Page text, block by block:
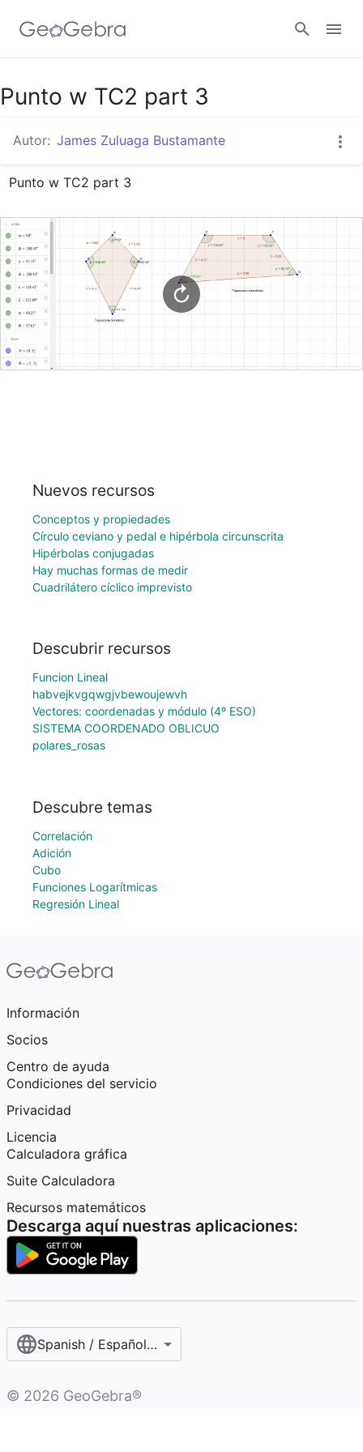
Google Classroom
GeoGebra Classroom
Punto w TC2 part 3
Autor: James Zuluaga Bustamante
Punto w TC2 part 3
Nuevos recursos
Conceptos y propiedades
Círculo ceviano y pedal e hipérbola circunscrita
Hipérbolas conjugadas
Hay muchas formas de medir
Cuadrilátero cíclico imprevisto
Descubrir recursos
Funcion Lineal
habvejkvgqwgjvbewoujewvh
Vectores: coordenadas y módulo (4º ESO)
SISTEMA COORDENADO OBLICUO
polares_rosas
Descubre temas
Correlación
Adición
Cubo
Funciones Logarítmicas
Regresión Lineal
Información
Socios
Centro de ayuda
Condiciones del servicio
Privacidad
Licencia
Calculadora gráfica
Suite Calculadora
Recursos matemáticos
Descarga aquí nuestras aplicaciones:
Spanish / Español (internacional)
© 2026 GeoGebra®